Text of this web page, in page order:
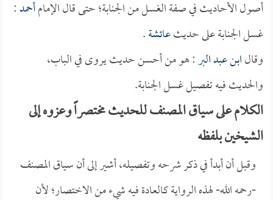
أصول الأحاديث في صفة الغسل من الجنابة؛ حتى قال الإمامأحمد:
غسل الجنابة على حديثعائشة.
وقالابن عبد البر: هو من أحسن حديث يروى في الباب،
والحديث فيه تفصيل غسل الجنابة. ‏
الكلام على سياق المصنف للحديث مختصراً وعزوه إلى
الشيخين بلفظه
وقبل أن أبدأ في ذكر شرحه وتفصيله، أشير إلى أن سياق المصنف
-رحمه الله- لهذه الرواية كالعادة فيه شيء من الاختصار؛ لأن